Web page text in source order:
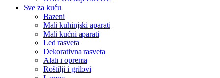
Sve za kuću
Bazeni
Mali kuhinjski aparati
Mali kućni aparati
Led rasveta
Dekorativna rasveta
Alati i oprema
Roštilji i grilovi